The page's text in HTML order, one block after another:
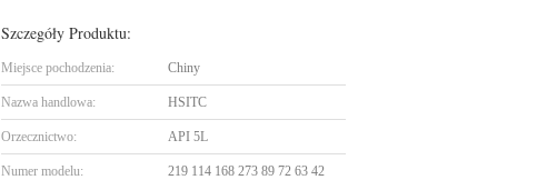
Szczegóły Produktu:
Miejsce pochodzenia: Chiny
Nazwa handlowa: HSITC
Orzecznictwo: API 5L
Numer modelu: 219 114 168 273 89 72 63 42